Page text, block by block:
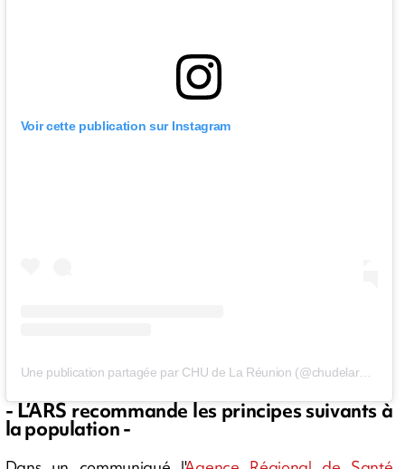
Voir cette publication sur Instagram
- L’ARS recommande les principes suivants à
la population -